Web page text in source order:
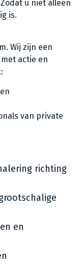
u niet alleen
is.
Wij zijn een
actie en
van private
richting
en